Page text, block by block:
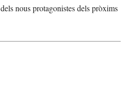
nous protagonistes dels pròxims